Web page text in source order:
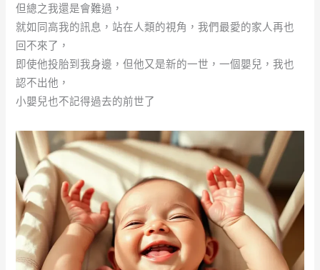
但總之我還是會難過，
就如同高我的訊息，站在人類的視角，我們最愛的家人再也
回不來了，
即使他投胎到我身邊，但他又是新的一世，一個嬰兒，我也
認不出他，
小嬰兒也不記得過去的前世了